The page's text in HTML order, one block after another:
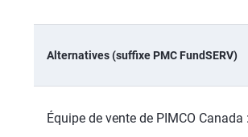
Alternatives (suffixe PMC FundSERV)
Équipe de vente de PIMCO